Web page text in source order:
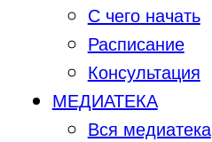
С чего начать
Расписание
Консультация
МЕДИАТЕКА
Вся медиатека